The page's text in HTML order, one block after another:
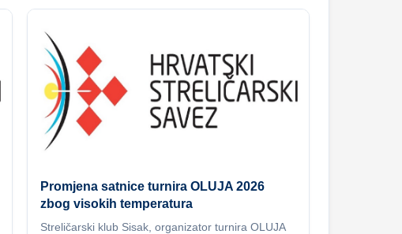
Promjena satnice turnira OLUJA 2026
zbog visokih temperatura
Streličarski klub Sisak, organizator turnira OLUJA